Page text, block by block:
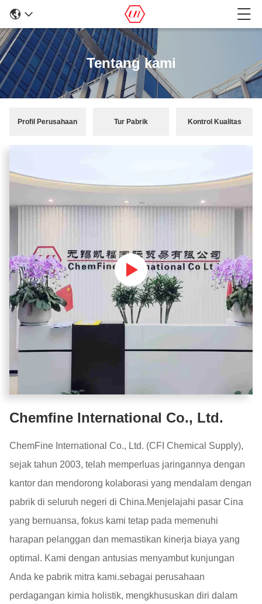
Tentang kami
Profil Perusahaan Tur Pabrik Kontrol Kualitas
Chemfine International Co., Ltd.
ChemFine International Co., Ltd. (CFI Chemical Supply),
sejak tahun 2003, telah memperluas jaringannya dengan
kantor dan mendorong kolaborasi yang mendalam dengan
pabrik di seluruh negeri di China.Menjelajahi pasar Cina
yang bernuansa, fokus kami tetap pada memenuhi
harapan pelanggan dan memastikan kinerja biaya yang
optimal. Kami dengan antusias menyambut kunjungan
Anda ke pabrik mitra kami.sebagai perusahaan
perdagangan kimia holistik, mengkhususkan diri dalam